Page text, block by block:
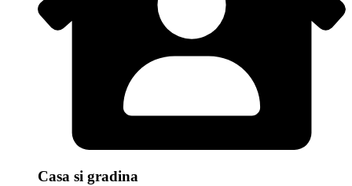
Casa si gradina